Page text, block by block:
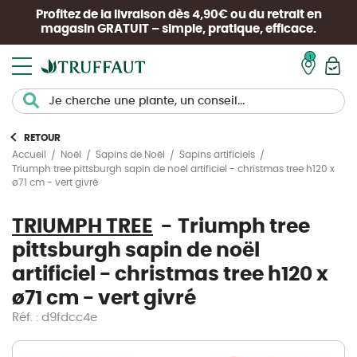
Profitez de la livraison dès 4,90€ ou du retrait en
magasin GRATUIT – simple, pratique, efficace.
RETOUR
Accueil
Noël Sapins de Noël
Sapins artificiels
Triumph tree pittsburgh sapin de noël artificiel - christmas tree h120 x
ø71 cm - vert givré
TRIUMPH TREE
Triumph tree
pittsburgh sapin de noël
artificiel - christmas tree h120 x
ø71 cm - vert givré
Réf. : d9fdcc4e